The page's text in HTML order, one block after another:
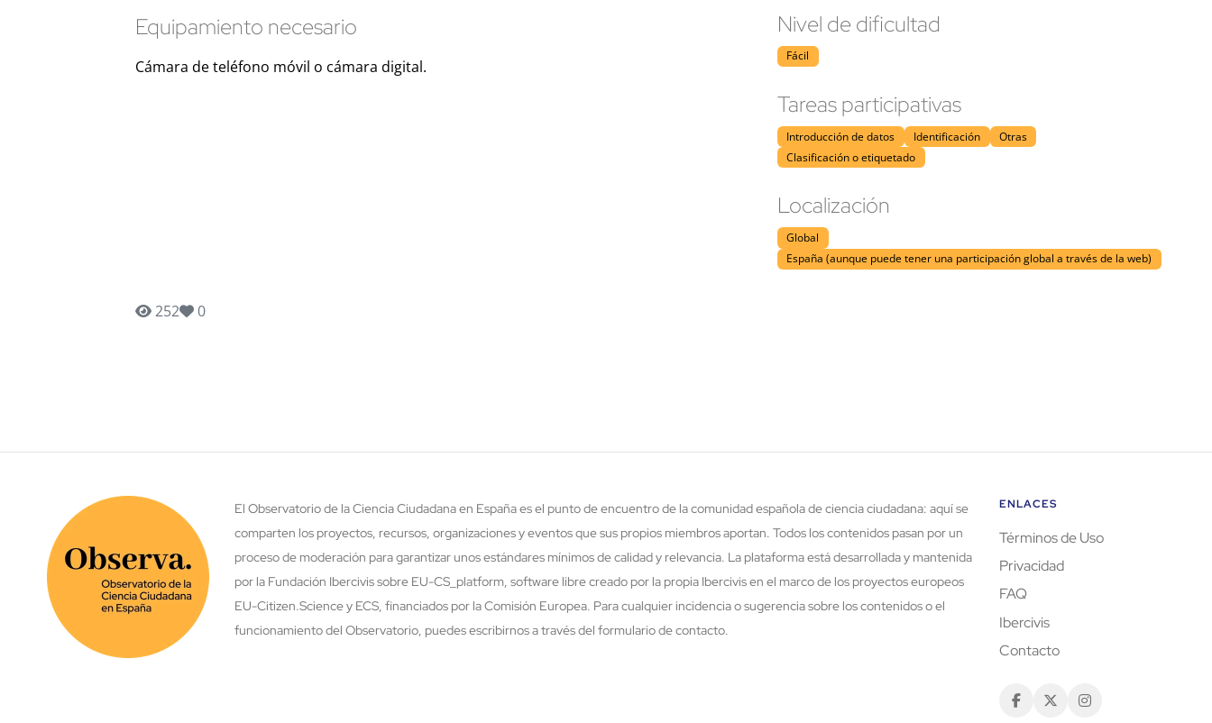
Equipamiento necesario
Cámara de teléfono móvil o cámara digital.
Nivel de dificultad
Fácil
Tareas participativas
Introducción de datos Identificación
Otras
Clasificación o etiquetado
Localización
Global
España (aunque puede tener una participación global a través de la web)
252 0
El Observatorio de la Ciencia Ciudadana en España es el punto de encuentro de la comunidad española de ciencia ciudadana: aquí se
comparten los proyectos, recursos, organizaciones y eventos que sus propios miembros aportan. Todos los contenidos pasan por un
proceso de moderación para garantizar unos estándares mínimos de calidad y relevancia. La plataforma está desarrollada y mantenida
por la Fundación Ibercivis sobre EU-CS_platform, software libre creado por la propia Ibercivis en el marco de los proyectos europeos
EU-Citizen.Science y ECS, financiados por la Comisión Europea. Para cualquier incidencia o sugerencia sobre los contenidos o el
funcionamiento del Observatorio, puedes escribirnos a través del formulario de contacto.
ENLACES
Términos de Uso
Privacidad
FAQ
Ibercivis
Contacto